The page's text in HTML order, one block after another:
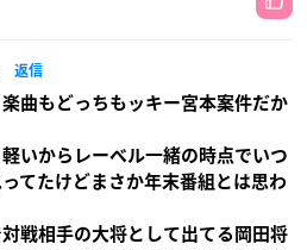
返信
曲もどっちもッキー宮本案件だか
いからレーベル一緒の時点でいつ
てたけどまさか年末番組とは思わ
戦相手の大将として出てる岡田将